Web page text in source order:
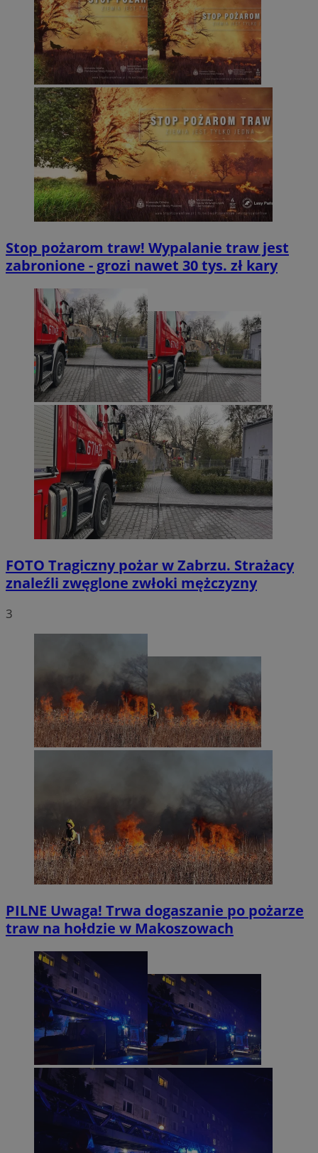
Stop pożarom traw! Wypalanie traw jest
zabronione - grozi nawet 30 tys. zł kary
FOTO Tragiczny pożar w Zabrzu. Strażacy
znaleźli zwęglone zwłoki mężczyzny
3
PILNE Uwaga! Trwa dogaszanie po pożarze
traw na hołdzie w Makoszowach